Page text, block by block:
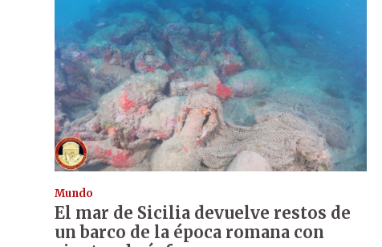
Mundo
El mar de Sicilia devuelve restos de
un barco de la época romana con